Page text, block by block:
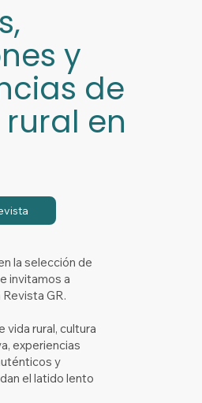
y
de
en
la selección de
invitamos a
GR.
vida rural, cultura
experiencias
y
el latido lento